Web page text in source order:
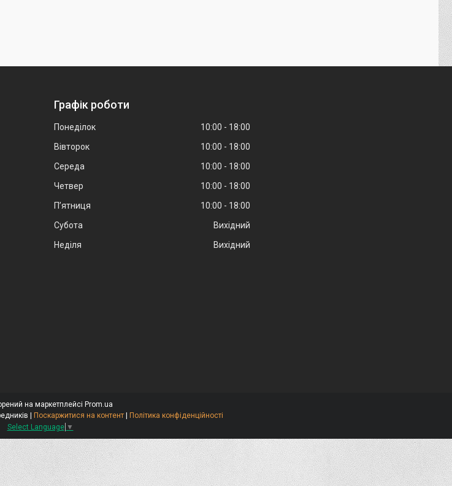
Графік роботи
Понеділок 10:00
18:00
Вівторок
10:00
18:00
Середа
10:00
18:00
Четвер
10:00
18:00
Пʼятниця
10:00
18:00
Субота
Вихідний
Неділя
Вихідний
на маркетплейсі Prom.ua
Поскаржитися на контент
Політика конфіденційності
Select Language ▼